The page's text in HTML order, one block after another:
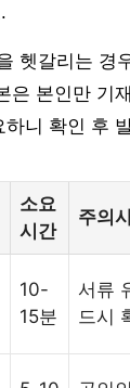
헷갈리는 경
은 본인만 기
니 확인 후
소요
시간
주의
10-
15분
서류
드시